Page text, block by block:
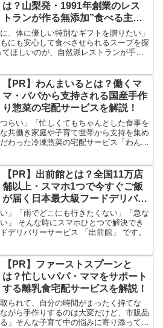
は？山梨発・1991年創業のレス
トランが作る無添加”食べる主食
洋風スープ”を徹底解説！
、体に優しい特別なギフトを贈りたい」
にも安心して食べさせられるスープを探
ほしいのが、自然派レストランが手掛
【PR】わんまいるとは？働くマ
マ・パパから支持される国産手作
り惣菜の宅配サービスを解説！
らい」「忙しくてもちゃんとした食事を
共働き家庭や子育て世帯から支持を集め
わった冷凍惣菜の宅配サービス「わんま
【PR】出前館とは？全国11万店
舗以上・スマホ1つで今すぐご飯
が届く日本最大級フードデリバリ
ーを徹底解説！
」「雨でどこにも行きたくない」「急な
」 そんな時にスマホひとつで解決でき
デリバリーサービス 「出前館」 です。
【PR】ファーストスプーンと
は？忙しいパパ・ママをサポート
する離乳食宅配サービスを解説！
られて、自分の時間がまったく持てな
がら手作りするのは大変だけど、市販品
」そんな子育て中の悩みに寄り添ってい